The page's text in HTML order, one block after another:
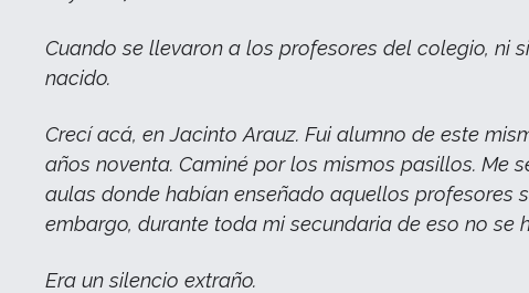
Cuando se llevaron a los profesores del colegio, ni
nacido.
Crecí acá, en Jacinto Arauz. Fui alumno de este
años noventa. Caminé por los mismos pasillos. Me
aulas donde habían enseñado aquellos profesores
embargo, durante toda mi secundaria de eso no se
Era un silencio extraño.